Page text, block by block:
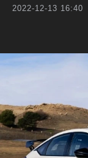
2022-12-13 16:40